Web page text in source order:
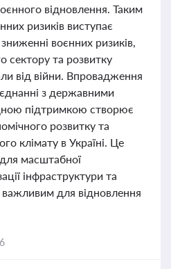
відновлення. Таким
ризиків виступає
воєнних ризиків,
сектору та розвитку
від війни. Впровадження
з державними
підтримкою створює
розвитку та
клімату в Україні. Це
масштабної
інфраструктури та
для відновлення